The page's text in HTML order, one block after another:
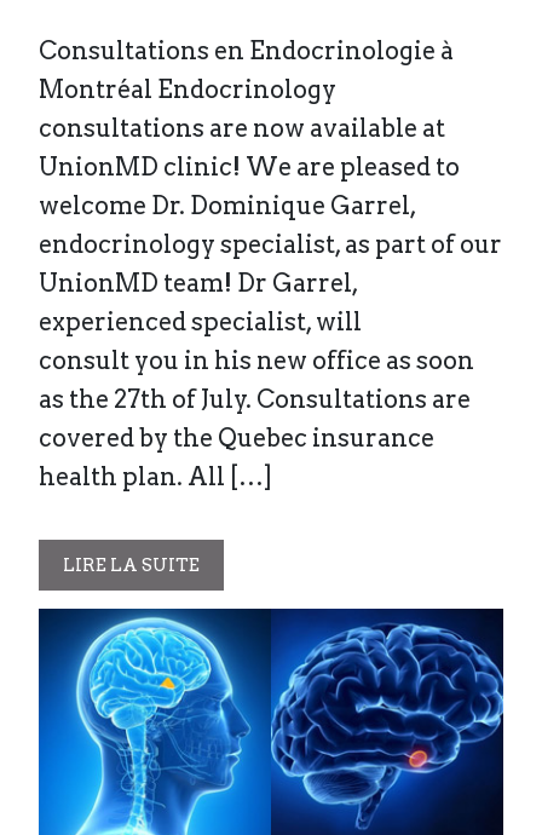
Consultations en Endocrinologie à
Montréal Endocrinology
consultations are now available at
UnionMD clinic! We are pleased to
welcome Dr. Dominique Garrel,
endocrinology specialist, as part of our
UnionMD team! Dr Garrel,
experienced specialist, will
consult you in his new office as soon
as the 27th of July. Consultations are
covered by the Quebec insurance
health plan. All […]
LIRE LA SUITE